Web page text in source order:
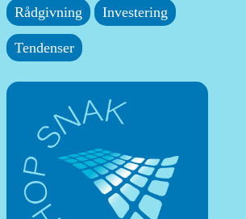
Rådgivning Investering
Tendenser